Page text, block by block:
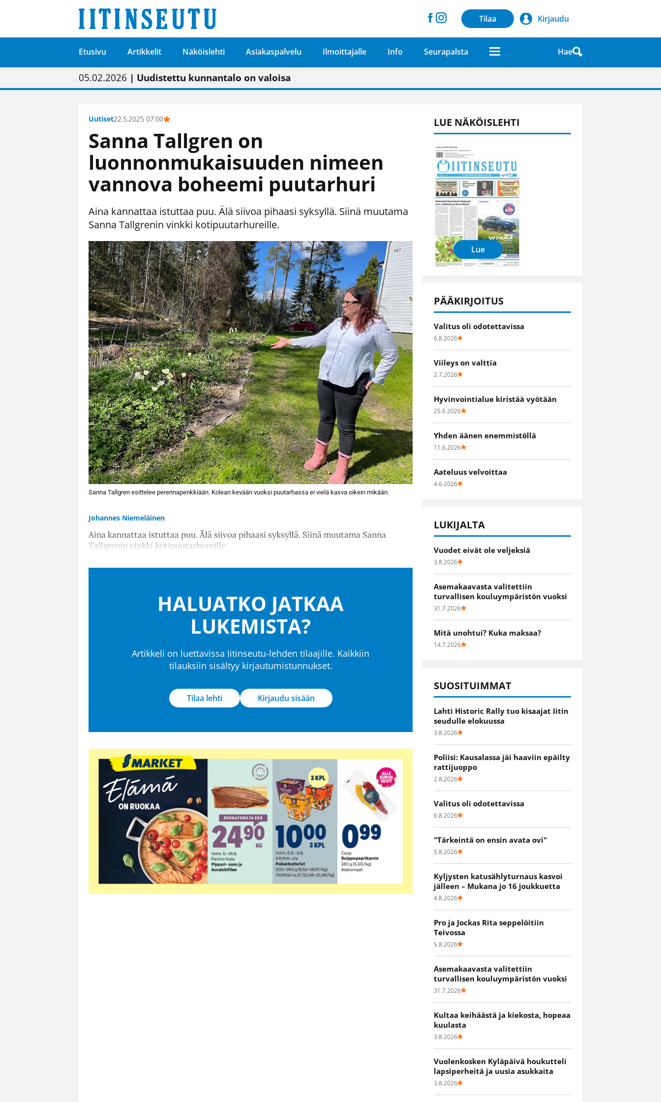
Tilaa Kirjaudu
Etusivu Artikkelit Näköislehti Asiakaspalvelu Ilmoittajalle Info Seurapalsta Hae
01.02.2026 | Painon vaihtumisen pitäisi näkyä hieman parempana painojäljen laatuna lehdessä
05.02.2026 | Uudistettu kunnantalo on valoisa
23.04.2026 | “Olemme käynnistämässä uudelleen keskustavisiotyön”
09.05.2026| "Maalla on totuttu elämään omavaraisemmin kuin kaupungissa"
Uutiset22.5.2025 07:00
Sanna Tallgren on
luonnonmukaisuuden nimeen
vannova boheemi puutarhuri
Aina kannattaa istuttaa puu. Älä siivoa pihaasi syksyllä. Siinä muutama
Sanna Tallgrenin vinkki kotipuutarhureille.
Sanna Tallgren esittelee perennapenkkiään. Kolean kevään vuoksi puutarhassa ei vielä kasva oikein mikään.
Johannes Niemeläinen
Aina kannattaa istuttaa puu. Älä siivoa pihaasi syksyllä. Siinä muutama Sanna
Tallgrenin vinkki kotipuutarhureille.
HALUATKO JATKAA
LUKEMISTA?
Artikkeli on luettavissa Iitinseutu-lehden tilaajille. Kaikkiin
tilauksiin sisältyy kirjautumistunnukset.
Tilaa lehti Kirjaudu sisään
LUE NÄKÖISLEHTI
Lue
PÄÄKIRJOITUS
Valitus oli odotettavissa
6.8.2026
Viileys on valttia
2.7.2026
Hyvinvointialue kiristää vyötään
25.6.2026
Yhden äänen enemmistöllä
11.6.2026
Aateluus velvoittaa
4.6.2026
LUKIJALTA
Vuodet eivät ole veljeksiä
3.8.2026
Asemakaavasta valitettiin
turvallisen kouluympäristön vuoksi
31.7.2026
Mitä unohtui? Kuka maksaa?
14.7.2026
SUOSITUIMMAT
Lahti Historic Rally tuo kisaajat Iitin
seudulle elokuussa
3.8.2026
Poliisi: Kausalassa jäi haaviin epäilty
rattijuoppo
2.8.2026
Valitus oli odotettavissa
6.8.2026
"Tärkeintä on ensin avata ovi"
5.8.2026
Kyljysten katusählyturnaus kasvoi
jälleen – Mukana jo 16 joukkuetta
4.8.2026
Pro ja Jockas Rita seppelöitiin
Teivossa
5.8.2026
Asemakaavasta valitettiin
turvallisen kouluympäristön vuoksi
31.7.2026
Kultaa keihäästä ja kiekosta, hopeaa
kuulasta
3.8.2026
Vuolenkosken Kyläpäivä houkutteli
lapsiperheitä ja uusia asukkaita
3.8.2026